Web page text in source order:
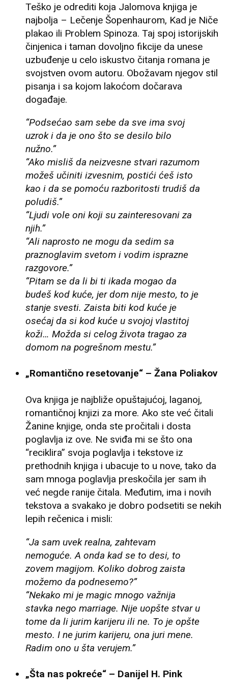
Teško je odrediti koja Jalomova knjiga je
najbolja – Lečenje Šopenhaurom, Kad je Niče
plakao ili Problem Spinoza. Taj spoj istorijskih
činjenica i taman dovoljno fikcije da unese
uzbuđenje u celo iskustvo čitanja romana je
svojstven ovom autoru. Obožavam njegov stil
pisanja i sa kojom lakoćom dočarava
događaje.
“Podsećao sam sebe da sve ima svoj
uzrok i da je ono što se desilo bilo
nužno.”
“Ako misliš da neizvesne stvari razumom
možeš učiniti izvesnim, postići ćeš isto
kao i da se pomoću razboritosti trudiš da
poludiš.”
“Ljudi vole oni koji su zainteresovani za
njih.”
“Ali naprosto ne mogu da sedim sa
praznoglavim svetom i vodim isprazne
razgovore.”
“Pitam se da li bi ti ikada mogao da
budeš kod kuće, jer dom nije mesto, to je
stanje svesti. Zaista biti kod kuće je
osećaj da si kod kuće u svojoj vlastitoj
koži… Možda si celog života tragao za
domom na pogrešnom mestu.”
„Romantično resetovanje“ – Žana Poliakov
Ova knjiga je najbliže opuštajućoj, laganoj,
romantičnoj knjizi za more. Ako ste već čitali
Žanine knjige, onda ste pročitali i dosta
poglavlja iz ove. Ne sviđa mi se što ona
“reciklira” svoja poglavlja i tekstove iz
prethodnih knjiga i ubacuje to u nove, tako da
sam mnoga poglavlja preskočila jer sam ih
već negde ranije čitala. Međutim, ima i novih
tekstova a svakako je dobro podsetiti se nekih
lepih rečenica i misli:
“Ja sam uvek realna, zahtevam
nemoguće. A onda kad se to desi, to
zovem magijom. Koliko dobrog zaista
možemo da podnesemo?”
“Nekako mi je magic mnogo važnija
stavka nego marriage. Nije uopšte stvar u
tome da li jurim karijeru ili ne. To je opšte
mesto. I ne jurim karijeru, ona juri mene.
Radim ono u šta verujem.”
„Šta nas pokreće“ – Danijel H. Pink